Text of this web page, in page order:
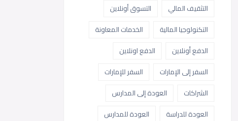
التثقيف المالي
التسوق أونلاين
التكنولوجيا المالية
الخدمات المعاونة
الدفع أونلاين
الدفع اونلاين
السفر إلى الإمارات
السفر للإمارات
الشراكات
العودة إلى المدارس
العودة للدراسة
العودة للمدارس